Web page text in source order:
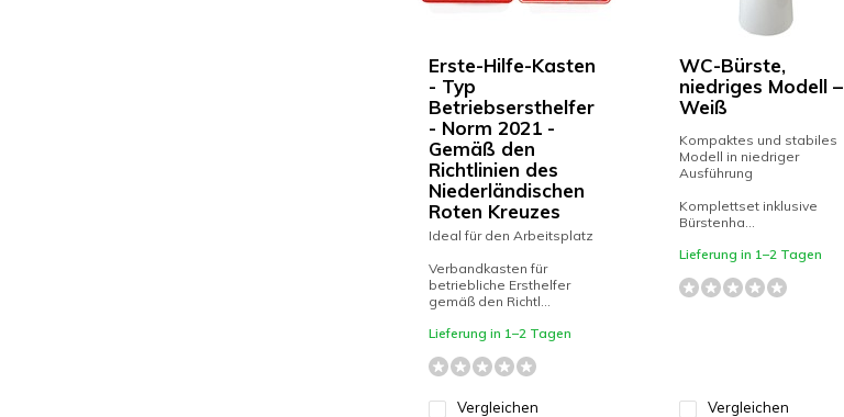
Erste-Hilfe-Kasten
- Typ
Betriebsersthelfer
- Norm 2021 -
Gemäß den
Richtlinien des
Niederländischen
Roten Kreuzes
Ideal für den Arbeitsplatz
Verbandkasten für
betriebliche Ersthelfer
gemäß den Richtl...
Lieferung in 1–2 Tagen
Vergleichen
WC-Bürste,
niedriges Modell –
Weiß
Kompaktes und stabiles
Modell in niedriger
Ausführung
Komplettset inklusive
Bürstenha...
Lieferung in 1–2 Tagen
Vergleichen